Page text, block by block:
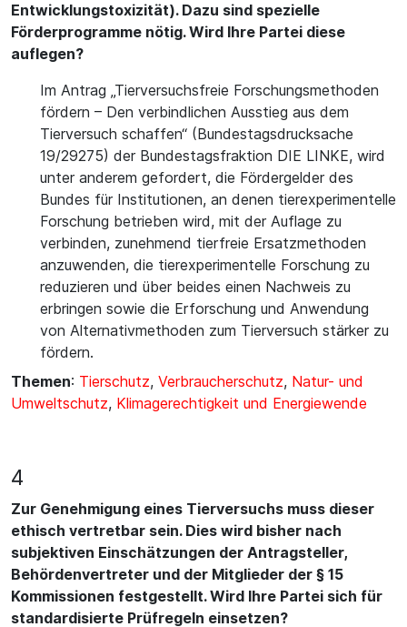
Entwicklungstoxizität). Dazu sind spezielle
Förderprogramme nötig. Wird Ihre Partei diese
auflegen?
Im Antrag „Tierversuchsfreie Forschungsmethoden
fördern – Den verbindlichen Ausstieg aus dem
Tierversuch schaffen“ (Bundestagsdrucksache
19/29275) der Bundestagsfraktion DIE LINKE, wird
unter anderem gefordert, die Fördergelder des
Bundes für Institutionen, an denen tierexperimentelle
Forschung betrieben wird, mit der Auflage zu
verbinden, zunehmend tierfreie Ersatzmethoden
anzuwenden, die tierexperimentelle Forschung zu
reduzieren und über beides einen Nachweis zu
erbringen sowie die Erforschung und Anwendung
von Alternativmethoden zum Tierversuch stärker zu
fördern.
Themen: Tierschutz, Verbraucherschutz, Natur- und
Umweltschutz, Klimagerechtigkeit und Energiewende
4
Zur Genehmigung eines Tierversuchs muss dieser
ethisch vertretbar sein. Dies wird bisher nach
subjektiven Einschätzungen der Antragsteller,
Behördenvertreter und der Mitglieder der § 15
Kommissionen festgestellt. Wird Ihre Partei sich für
standardisierte Prüfregeln einsetzen?